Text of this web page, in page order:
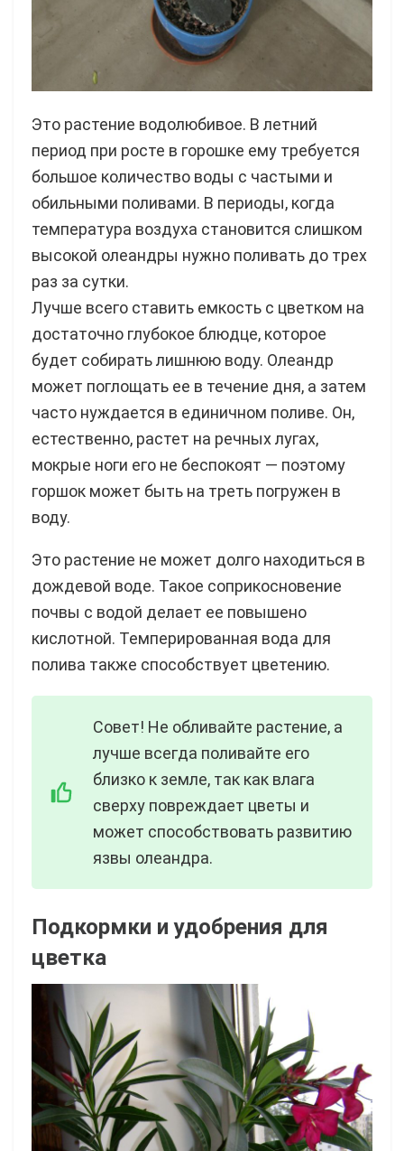
Это растение водолюбивое. В летний
период при росте в горошке ему требуется
большое количество воды с частыми и
обильными поливами. В периоды, когда
температура воздуха становится слишком
высокой олеандры нужно поливать до трех
раз за сутки.
Лучше всего ставить емкость с цветком на
достаточно глубокое блюдце, которое
будет собирать лишнюю воду. Олеандр
может поглощать ее в течение дня, а затем
часто нуждается в единичном поливе. Он,
естественно, растет на речных лугах,
мокрые ноги его не беспокоят — поэтому
горшок может быть на треть погружен в
воду.
Это растение не может долго находиться в
дождевой воде. Такое соприкосновение
почвы с водой делает ее повышено
кислотной. Темперированная вода для
полива также способствует цветению.
Совет! Не обливайте растение, а
лучше всегда поливайте его
близко к земле, так как влага
сверху повреждает цветы и
может способствовать развитию
язвы олеандра.
Подкормки и удобрения для
цветка